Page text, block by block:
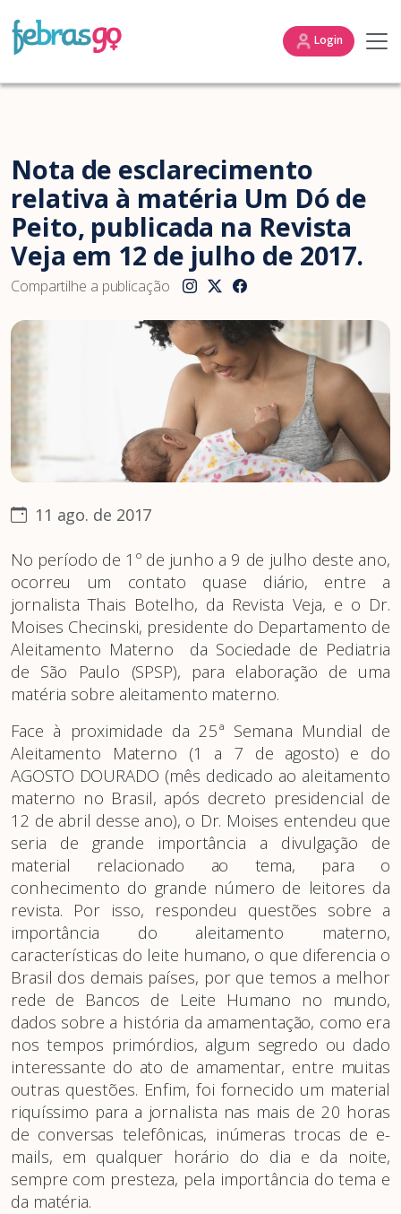
Login
Nota de esclarecimento
relativa à matéria Um Dó de
Peito, publicada na Revista
Veja em 12 de julho de 2017.
Compartilhe a publicação
11 ago. de 2017
No período de 1º de junho a 9 de julho deste ano,
ocorreu um contato quase diário, entre a
jornalista Thais Botelho, da Revista Veja, e o Dr.
Moises Checinski, presidente do Departamento de
Aleitamento Materno da Sociedade de Pediatria
de São Paulo (SPSP), para elaboração de uma
matéria sobre aleitamento materno.
Face à proximidade da 25ª Semana Mundial de
Aleitamento Materno (1 a 7 de agosto) e do
AGOSTO DOURADO (mês dedicado ao aleitamento
materno no Brasil, após decreto presidencial de
12 de abril desse ano), o Dr. Moises entendeu que
seria de grande importância a divulgação de
material relacionado ao tema, para o
conhecimento do grande número de leitores da
revista. Por isso, respondeu questões sobre a
importância do aleitamento materno,
características do leite humano, o que diferencia o
Brasil dos demais países, por que temos a melhor
rede de Bancos de Leite Humano no mundo,
dados sobre a história da amamentação, como era
nos tempos primórdios, algum segredo ou dado
interessante do ato de amamentar, entre muitas
outras questões. Enfim, foi fornecido um material
riquíssimo para a jornalista nas mais de 20 horas
de conversas telefônicas, inúmeras trocas de e-
mails, em qualquer horário do dia e da noite,
sempre com presteza, pela importância do tema e
da matéria.